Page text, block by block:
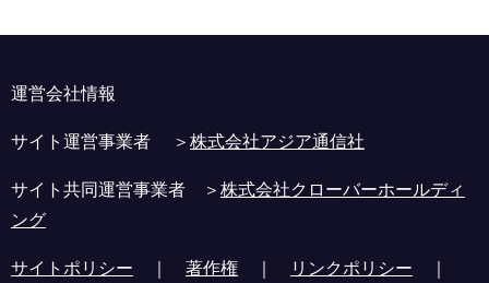
運営会社情報
サイト運営事業者 ＞株式会社アジア通信社
サイト共同運営事業者 ＞株式会社クローバーホールディ
ング
サイトポリシー ｜ 著作権 ｜ リンクポリシー ｜